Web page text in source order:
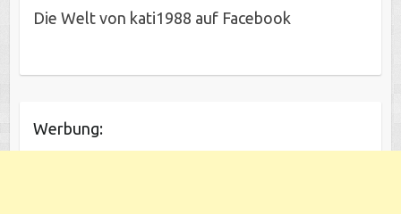
Die Welt von kati1988 auf Facebook
Werbung: